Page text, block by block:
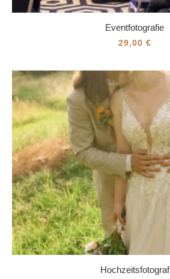
Eventfotografie
29,00 €
Hochzeitsfotograf